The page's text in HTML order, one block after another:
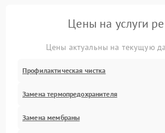
Цены на услуги
Цены актуальны на текущую
Профилактическая чистка
Замена термопредохранителя
Замена мембраны